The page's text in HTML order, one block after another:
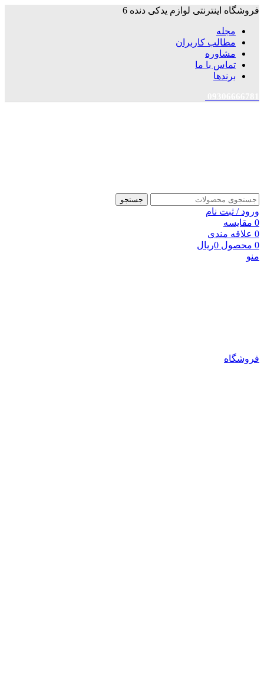
فروشگاه اینترنتی لوازم یدکی دنده 6
مجله
مطالب کاربران
مشاوره
تماس با ما
برندها
جستجو
ورود / ثبت نام
0 مقایسه
0 علاقه مندی
0 محصول 0ریال
منو
فروشگاه